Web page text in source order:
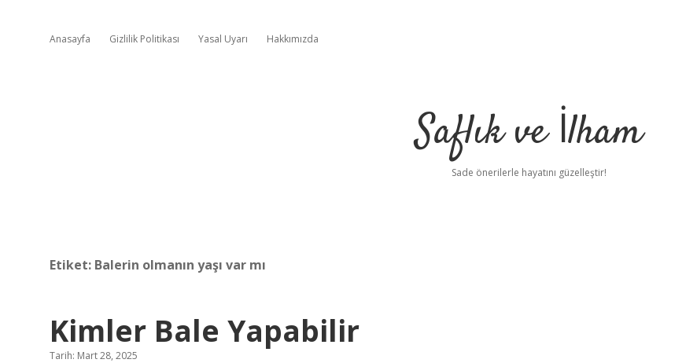
Anasayfa Gizlilik Politikası Yasal Uyarı Hakkımızda
Saflık ve İlham
Sade önerilerle hayatını güzelleştir!
Etiket: Balerin olmanın yaşı var mı
Kimler Bale Yapabilir
Tarih: Mart 28, 2025